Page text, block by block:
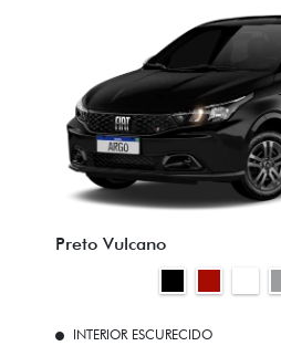
Preto Vulcano
INTERIOR ESCURECIDO